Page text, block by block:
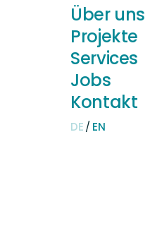
Über uns
Projekte
Services
Jobs
Kontakt
DE EN
Über uns
Projekte
Services
Jobs
Kontakt
DE EN